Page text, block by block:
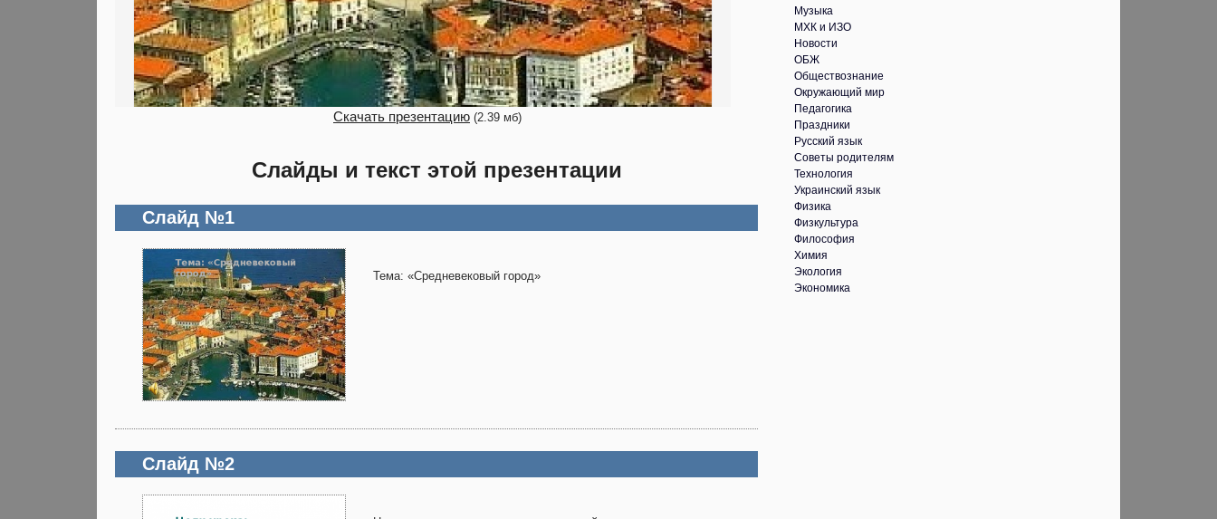
Скачать презентацию (2.39 мб)
Слайды и текст этой презентации
Слайд №1
Тема: «Средневековый город»
Слайд №2
Музыка
МХК и ИЗО
Новости
ОБЖ
Обществознание
Окружающий мир
Педагогика
Праздники
Русский язык
Советы родителям
Технология
Украинский язык
Физика
Физкультура
Философия
Химия
Экология
Экономика